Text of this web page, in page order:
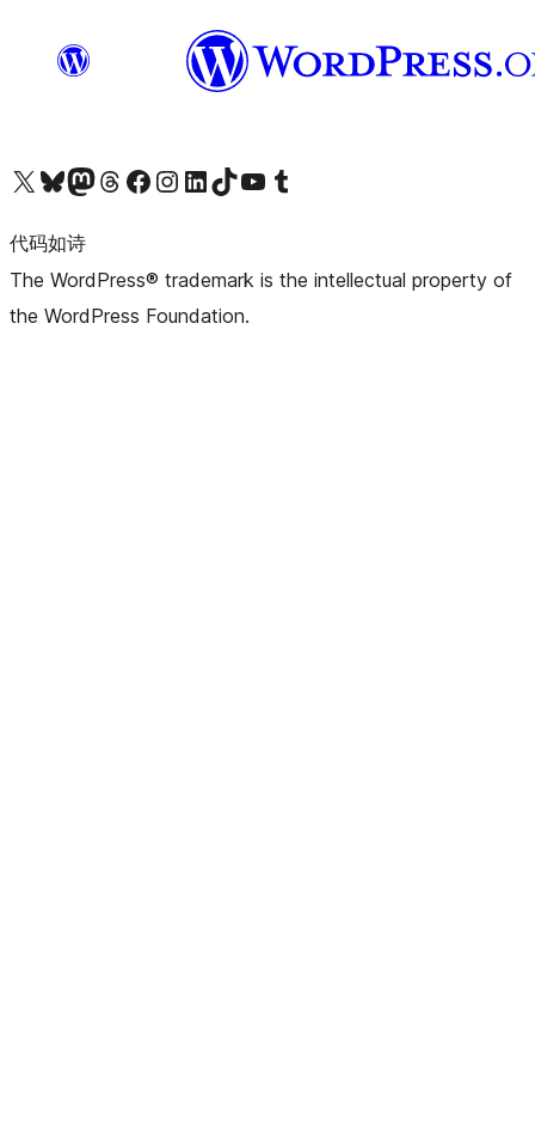
关注我们的 X（原 Twitter）账号访问我们的 Bluesky 账号关注我们的 Mastodon 账号访问我们的 Threads 账号 访问我们的 Facebook 公共主页关注我们的 Instagram 账号 关注我们的 LinkedIn 主页访问我们的 TikTok 账号访问我们的 YouTube 频道 访问我们的 Tumblr 账号
代码如诗
The WordPress® trademark is the intellectual property of
the WordPress Foundation.